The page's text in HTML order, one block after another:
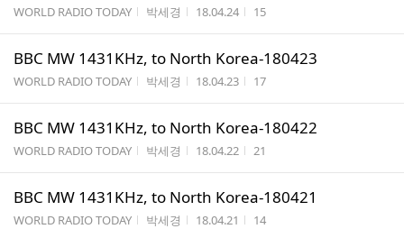
게시판명
WORLD RADIO TODAY 작성자
박세경 작성시간
18.04.24 조회수
15
BBC MW 1431KHz, to North Korea-180423
게시판명
WORLD RADIO TODAY 작성자
박세경 작성시간
18.04.23 조회수
17
BBC MW 1431KHz, to North Korea-180422
게시판명
WORLD RADIO TODAY 작성자
박세경 작성시간
18.04.22 조회수
21
BBC MW 1431KHz, to North Korea-180421
게시판명
WORLD RADIO TODAY 작성자
박세경 작성시간
18.04.21 조회수
14